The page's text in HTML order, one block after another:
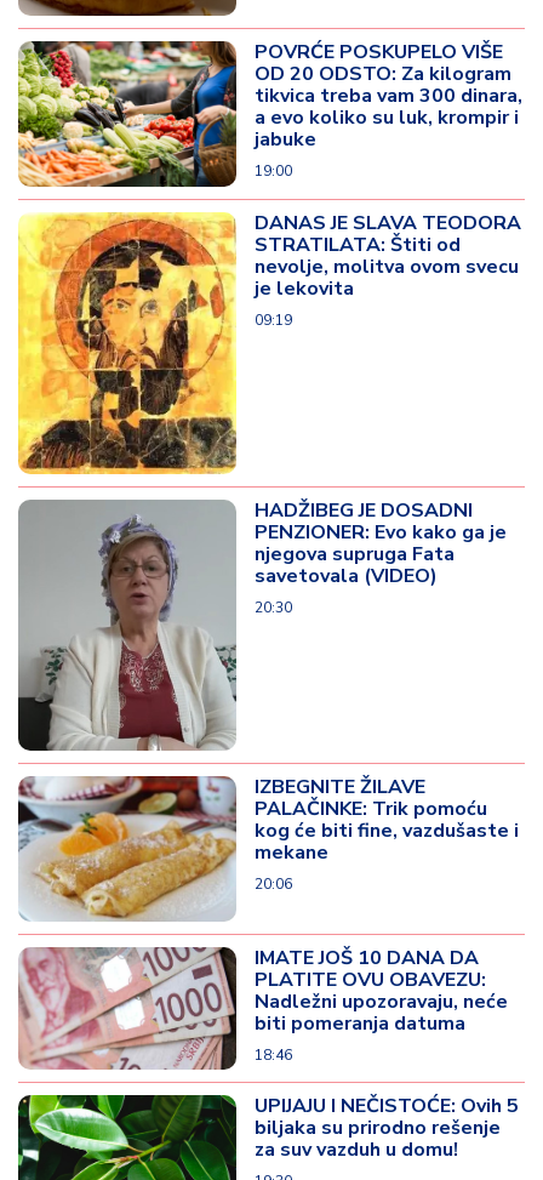
POVRĆE POSKUPELO VIŠE
OD 20 ODSTO: Za kilogram
tikvica treba vam 300 dinara,
a evo koliko su luk, krompir i
jabuke
19:00
DANAS JE SLAVA TEODORA
STRATILATA: Štiti od
nevolje, molitva ovom svecu
je lekovita
09:19
HADŽIBEG JE DOSADNI
PENZIONER: Evo kako ga je
njegova supruga Fata
savetovala (VIDEO)
20:30
IZBEGNITE ŽILAVE
PALAČINKE: Trik pomoću
kog će biti fine, vazdušaste i
mekane
20:06
IMATE JOŠ 10 DANA DA
PLATITE OVU OBAVEZU:
Nadležni upozoravaju, neće
biti pomeranja datuma
18:46
UPIJAJU I NEČISTOĆE: Ovih 5
biljaka su prirodno rešenje
za suv vazduh u domu!